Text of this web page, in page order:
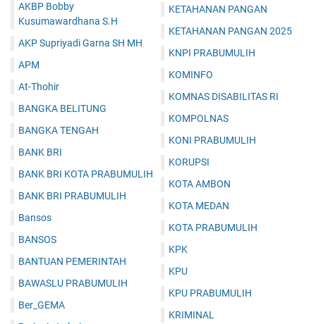
AKBP Bobby
Kusumawardhana S.H
AKP Supriyadi Garna SH MH
APM
At-Thohir
BANGKA BELITUNG
BANGKA TENGAH
BANK BRI
BANK BRI KOTA PRABUMULIH
BANK BRI PRABUMULIH
Bansos
BANSOS
BANTUAN PEMERINTAH
BAWASLU PRABUMULIH
Ber_GEMA
KETAHANAN PANGAN
KETAHANAN PANGAN 2025
KNPI PRABUMULIH
KOMINFO
KOMNAS DISABILITAS RI
KOMPOLNAS
KONI PRABUMULIH
KORUPSI
KOTA AMBON
KOTA MEDAN
KOTA PRABUMULIH
KPK
KPU
KPU PRABUMULIH
KRIMINAL